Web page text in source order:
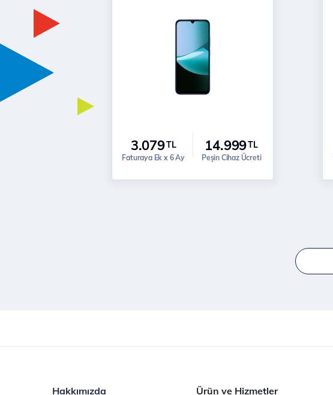
3.079TL
Faturaya Ek x 6 Ay
14.999TL
Peşin Cihaz Ücreti
Hakkımızda Ürün ve Hizmetler